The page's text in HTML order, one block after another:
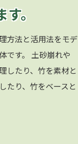
。
方法と活用法をモデ
です。 土砂崩れや
したり、竹を素材と
たり、竹をベースと